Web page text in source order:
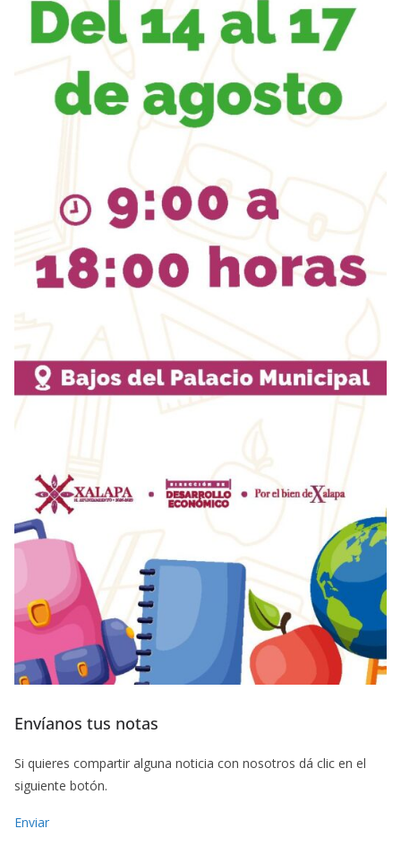
Envíanos tus notas
Si quieres compartir alguna noticia con nosotros dá clic en el
siguiente botón.
Enviar